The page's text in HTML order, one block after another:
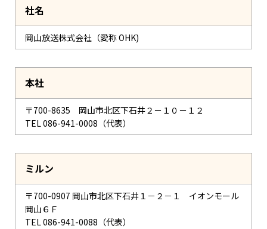
OHKまちなかスタジオ「ミルン」
アクセス
後援・共催等の申請について
電子公告（決算公告）
社名
岡山放送株式会社（愛称 OHK)
本社
〒700-8635 岡山市北区下石井２－１０－１２
TEL 086-941-0008（代表）
ミルン
〒700-0907 岡山市北区下石井１－２－１ イオンモール
岡山６Ｆ
TEL 086-941-0088（代表）